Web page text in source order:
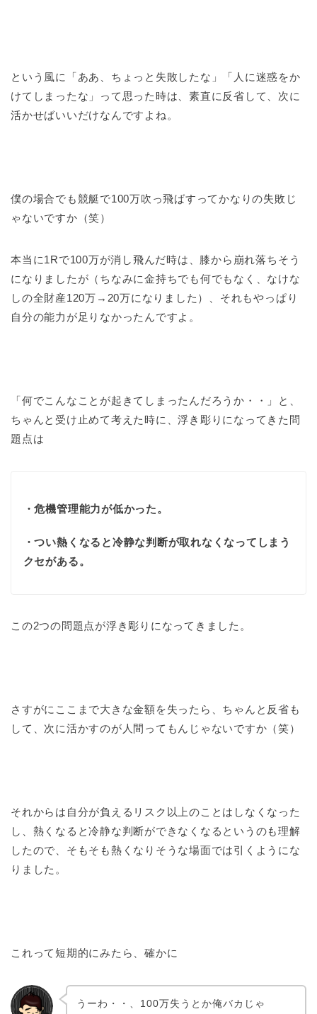
という風に「ああ、ちょっと失敗したな」「人に迷惑をか
けてしまったな」って思った時は、素直に反省して、次に
活かせばいいだけなんですよね。
僕の場合でも競艇で100万吹っ飛ばすってかなりの失敗じ
ゃないですか（笑）
本当に1Rで100万が消し飛んだ時は、膝から崩れ落ちそう
になりましたが（ちなみに金持ちでも何でもなく、なけな
しの全財産120万→20万になりました）、それもやっぱり
自分の能力が足りなかったんですよ。
「何でこんなことが起きてしまったんだろうか・・」と、
ちゃんと受け止めて考えた時に、浮き彫りになってきた問
題点は
・危機管理能力が低かった。
・つい熱くなると冷静な判断が取れなくなってしまう
クセがある。
この2つの問題点が浮き彫りになってきました。
さすがにここまで大きな金額を失ったら、ちゃんと反省も
して、次に活かすのが人間ってもんじゃないですか（笑）
それからは自分が負えるリスク以上のことはしなくなった
し、熱くなると冷静な判断ができなくなるというのも理解
したので、そもそも熱くなりそうな場面では引くようにな
りました。
これって短期的にみたら、確かに
うーわ・・、100万失うとか俺バカじゃ